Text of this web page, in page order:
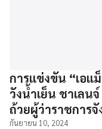
การแข่งขัน “เอแ
วังน้ำเย็น ชาเลน
ถ้วยผู้ว่าราชการ
กันยายน 10, 2024